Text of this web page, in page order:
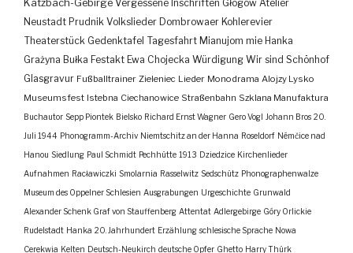
Katzbach-Gebirge Vergessene Inschriften Głogów Atelier
Neustadt Prudnik Volkslieder Dombrowaer Kohlerevier
Theaterstück Gedenktafel Tagesfahrt Mianujom mie Hanka
Grażyna Bułka Festakt Ewa Chojecka Würdigung Wir sind Schönhof
Glasgravur Fußballtrainer Zieleniec Lieder Monodrama Alojzy Lysko
Museumsfest Istebna Ciechanowice Straßenbahn Szklana Manufaktura
Buchautor Sepp Piontek Bielsko Richard Ernst Wagner Gero Vogl Johann Bros 20.
Juli 1944 Phonogramm-Archiv Niemtschitz an der Hanna Roseldorf Némčice nad
Hanou Siedlung Paul Schmidt Pechhütte 1913 Dziedzice Kirchenlieder
Aufnahmen Racławiczki Smolarnia Rasselwitz Sedschütz Phonographenwalze
Museum des Oppelner Schlesien Ausgrabungen Urgeschichte Grunwald
Alexander Schenk Graf von Stauffenberg Attentat Adlergebirge Góry Orlickie
Rudelstadt Hanka 20. Jahrhundert Erzählung schlesische Sprache Nowa
Cerekwia Kelten Deutsch-Neukirch deutsche Opfer Ghetto Harry Thürk